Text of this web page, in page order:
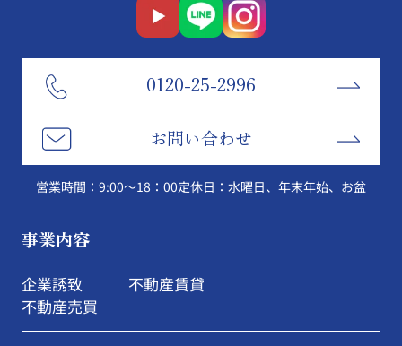
0120-25-2996
お問い合わせ
営業時間：9:00～18：00定休日：水曜日、年末年始、お盆
事業内容
企業誘致
不動産売買
不動産賃貸